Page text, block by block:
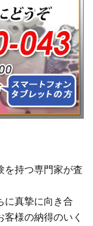
を持つ専門家が査
に真摯に向き合
様の納得のいく